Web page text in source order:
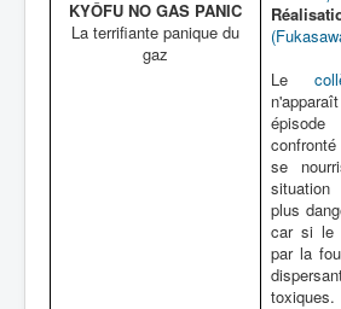
KYÔFU NO GAS PANIC
La terrifiante panique du
gaz
Le
se
situation
plus
car si le
par la
toxiques.